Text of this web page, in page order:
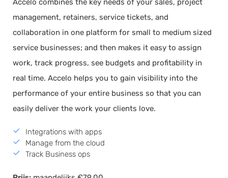
Accelo combines the key needs of your sales, project
management, retainers, service tickets, and
collaboration in one platform for small to medium sized
service businesses; and then makes it easy to assign
work, track progress, see budgets and profitability in
real time. Accelo helps you to gain visibility into the
performance of your entire business so that you can
easily deliver the work your clients love.
Integrations with apps
Manage from the cloud
Track Business ops